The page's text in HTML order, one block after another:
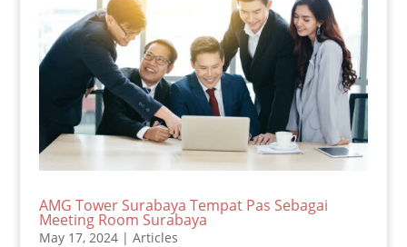
AMG Tower Surabaya Tempat Pas Sebagai
Meeting Room Surabaya
May 17, 2024| Articles